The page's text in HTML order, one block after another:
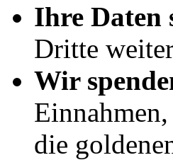
Ihre Daten
Dritte
Wir
die